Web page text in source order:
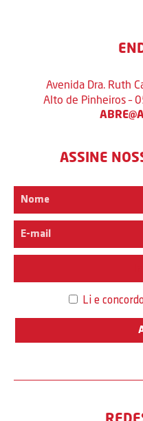
Avenida Dra. Ruth
Alto de Pinheiros –
ASSINE
Li e